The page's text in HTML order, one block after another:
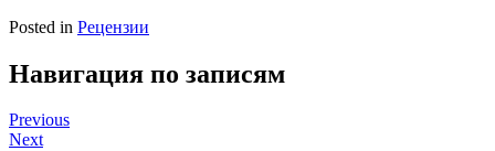
Posted in Рецензии
Навигация по записям
Previous
Next